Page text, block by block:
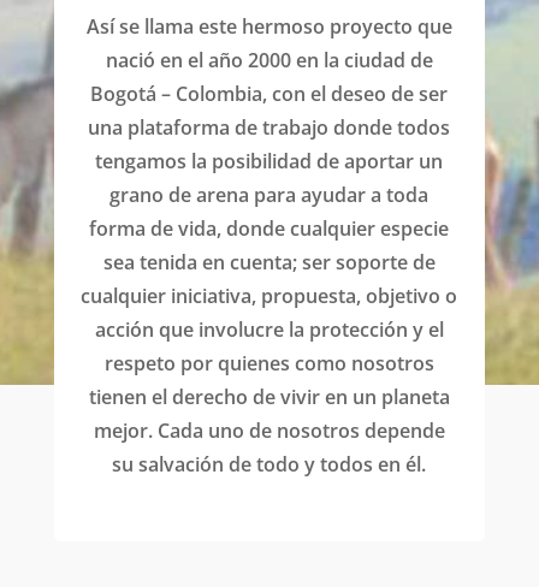
Así se llama este hermoso proyecto que
nació en el año 2000 en la ciudad de
Bogotá – Colombia, con el deseo de ser
una plataforma de trabajo donde todos
tengamos la posibilidad de aportar un
grano de arena para ayudar a toda
forma de vida, donde cualquier especie
sea tenida en cuenta; ser soporte de
cualquier iniciativa, propuesta, objetivo o
acción que involucre la protección y el
respeto por quienes como nosotros
tienen el derecho de vivir en un planeta
mejor. Cada uno de nosotros depende
su salvación de todo y todos en él.